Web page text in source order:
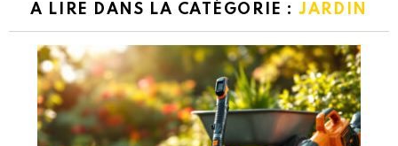
A LIRE DANS LA CATÉGORIE :JARDIN